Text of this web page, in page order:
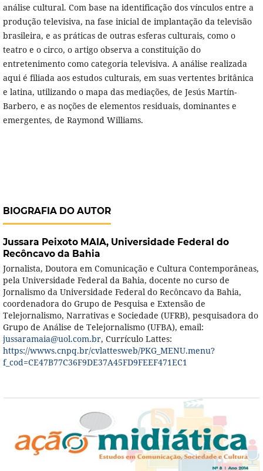
análise cultural. Com base na identificação dos vínculos entre a
produção televisiva, na fase inicial de implantação da televisão
brasileira, e as práticas de outras esferas culturais, como o
teatro e o circo, o artigo observa a constituição do
entretenimento como categoria televisiva. A análise realizada
aqui é filiada aos estudos culturais, em suas vertentes britânica
e latina, utilizando o mapa das mediações, de Jesús Martín-
Barbero, e as noções de elementos residuais, dominantes e
emergentes, de Raymond Williams.
BIOGRAFIA DO AUTOR
Jussara Peixoto MAIA, Universidade Federal do
Recôncavo da Bahia
Jornalista, Doutora em Comunicação e Cultura Contemporâneas,
pela Universidade Federal da Bahia, docente no curso de
Jornalismo da Universidade Federal do Recôncavo da Bahia,
coordenadora do Grupo de Pesquisa e Extensão de
Telejornalismo, Narrativas e Sociedade (UFRB), pesquisadora do
Grupo de Análise de Telejornalismo (UFBA), email:
jussaramaia@uol.com.br, Currículo Lattes:
https://wwws.cnpq.br/cvlattesweb/PKG_MENU.menu?
f_cod=CE47B77C36F9DE37A45FD9FEEF471EC1